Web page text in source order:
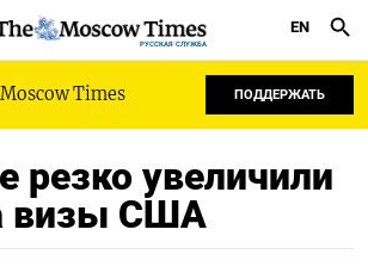
РУССКАЯ СЛУЖБА
EN
Times ПОДДЕРЖАТЬ
резко увеличили
визы США